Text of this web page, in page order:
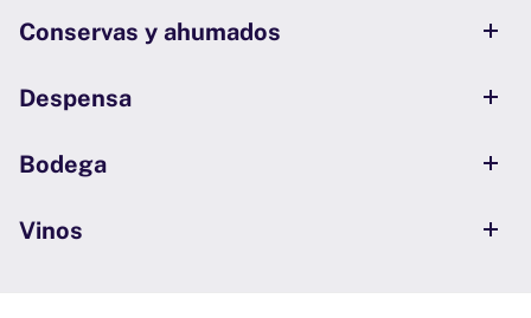
Conservas y ahumados
Despensa
Bodega
Vinos